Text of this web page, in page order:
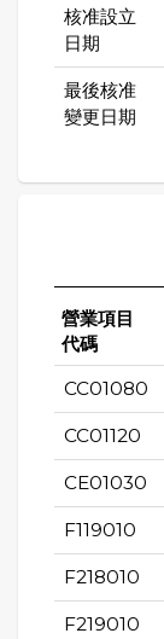
核准設立
日期
最後核准
變更日期
營業項目
代碼
CC01080
CC01120
CE01030
F119010
F218010
F219010